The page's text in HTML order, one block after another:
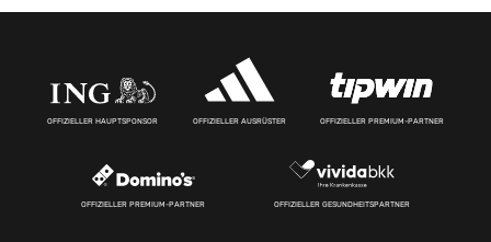
OFFIZIELLER HAUPTSPONSOR OFFIZIELLER AUSRÜSTER OFFIZIELLER PREMIUM-PARTNER
OFFIZIELLER PREMIUM-PARTNER OFFIZIELLER GESUNDHEITSPARTNER